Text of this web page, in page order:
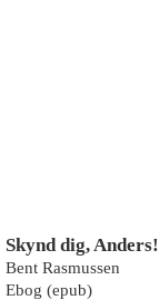
Skynd dig, Anders!
Bent Rasmussen
Ebog (epub)